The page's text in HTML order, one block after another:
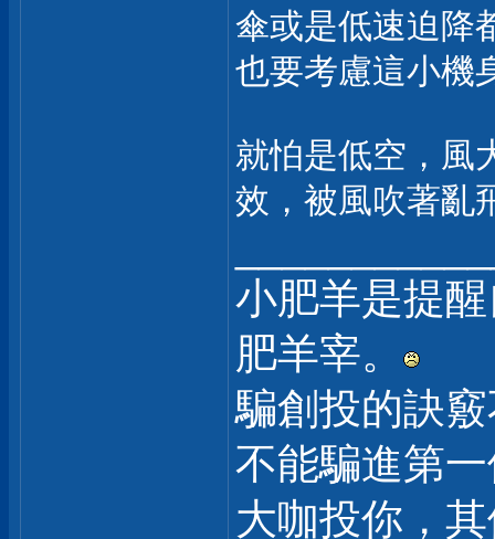
傘或是低速迫降
也要考慮這小機
就怕是低空，風
效，被風吹著亂
小肥羊是提
肥羊宰。
騙創投的訣
不能騙進第
大咖投你，